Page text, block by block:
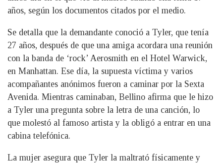
años, según los documentos citados por el medio.
Se detalla que la demandante conoció a Tyler, que tenía
27 años, después de que una amiga acordara una reunión
con la banda de ‘rock’ Aerosmith en el Hotel Warwick,
en Manhattan. Ese día, la supuesta víctima y varios
acompañantes anónimos fueron a caminar por la Sexta
Avenida. Mientras caminaban, Bellino afirma que le hizo
a Tyler una pregunta sobre la letra de una canción, lo
que molestó al famoso artista y la obligó a entrar en una
cabina telefónica.
La mujer asegura que Tyler la maltrató físicamente y